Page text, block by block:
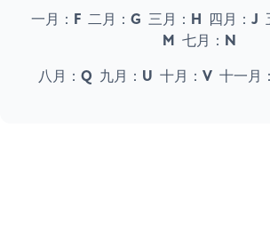
一月： F二月： G 三月： H 四月： J
M 七月： N
八月： Q 九月： U 十月： V十一月：